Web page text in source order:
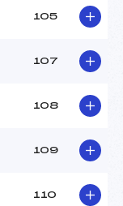
105
107
108
109
110